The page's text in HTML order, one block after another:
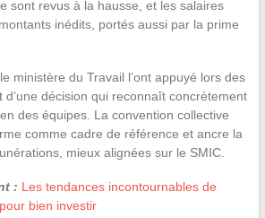
sont revus à la hausse, et les salaires
inédits, portés aussi par la prime
ministère du Travail l’ont appuyé lors des
d’une décision qui reconnaît concrètement
des équipes. La convention collective
comme cadre de référence et ancre la
mieux alignées sur le SMIC.
: Les tendances incontournables de
bien investir